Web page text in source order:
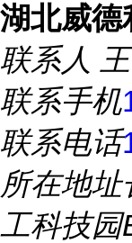
湖北威德
联系人
联系手机
联系电话
所在地址
工科技园